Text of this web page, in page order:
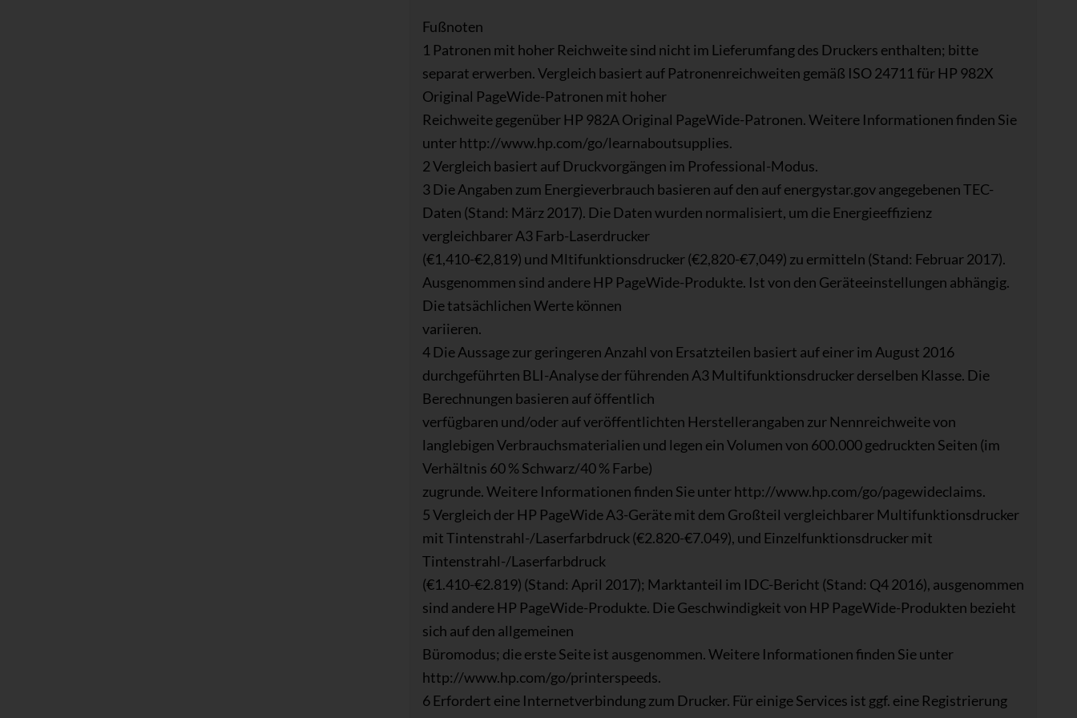
Fußnoten
1 Patronen mit hoher Reichweite sind nicht im Lieferumfang des Druckers enthalten; bitte
separat erwerben. Vergleich basiert auf Patronenreichweiten gemäß ISO 24711 für HP 982X
Original PageWide-Patronen mit hoher
Reichweite gegenüber HP 982A Original PageWide-Patronen. Weitere Informationen finden Sie
unter http://www.hp.com/go/learnaboutsupplies.
2 Vergleich basiert auf Druckvorgängen im Professional-Modus.
3 Die Angaben zum Energieverbrauch basieren auf den auf energystar.gov angegebenen TEC-
Daten (Stand: März 2017). Die Daten wurden normalisiert, um die Energieeffizienz
vergleichbarer A3 Farb-Laserdrucker
(€1,410-€2,819) und Mltifunktionsdrucker (€2,820-€7,049) zu ermitteln (Stand: Februar 2017).
Ausgenommen sind andere HP PageWide-Produkte. Ist von den Geräteeinstellungen abhängig.
Die tatsächlichen Werte können
variieren.
4 Die Aussage zur geringeren Anzahl von Ersatzteilen basiert auf einer im August 2016
durchgeführten BLI-Analyse der führenden A3 Multifunktionsdrucker derselben Klasse. Die
Berechnungen basieren auf öffentlich
verfügbaren und/oder auf veröffentlichten Herstellerangaben zur Nennreichweite von
langlebigen Verbrauchsmaterialien und legen ein Volumen von 600.000 gedruckten Seiten (im
Verhältnis 60 % Schwarz/40 % Farbe)
zugrunde. Weitere Informationen finden Sie unter http://www.hp.com/go/pagewideclaims.
5 Vergleich der HP PageWide A3-Geräte mit dem Großteil vergleichbarer Multifunktionsdrucker
mit Tintenstrahl-/Laserfarbdruck (€2.820-€7.049), und Einzelfunktionsdrucker mit
Tintenstrahl-/Laserfarbdruck
(€1.410-€2.819) (Stand: April 2017); Marktanteil im IDC-Bericht (Stand: Q4 2016), ausgenommen
sind andere HP PageWide-Produkte. Die Geschwindigkeit von HP PageWide-Produkten bezieht
sich auf den allgemeinen
Büromodus; die erste Seite ist ausgenommen. Weitere Informationen finden Sie unter
http://www.hp.com/go/printerspeeds.
6 Erfordert eine Internetverbindung zum Drucker. Für einige Services ist ggf. eine Registrierung